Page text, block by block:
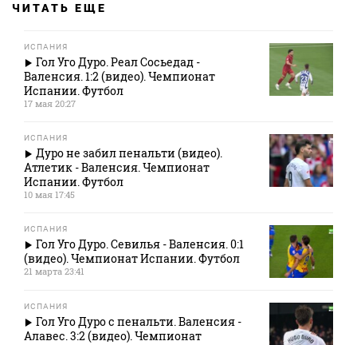
ЧИТАТЬ ЕЩЕ
ИСПАНИЯ
Гол Уго Дуро. Реал Сосьедад -
Валенсия. 1:2 (видео). Чемпионат
Испании. Футбол
17 мая 20:27
ИСПАНИЯ
Дуро не забил пенальти (видео).
Атлетик - Валенсия. Чемпионат
Испании. Футбол
10 мая 17:45
ИСПАНИЯ
Гол Уго Дуро. Севилья - Валенсия. 0:1
(видео). Чемпионат Испании. Футбол
21 марта 23:41
ИСПАНИЯ
Гол Уго Дуро с пенальти. Валенсия -
Алавес. 3:2 (видео). Чемпионат